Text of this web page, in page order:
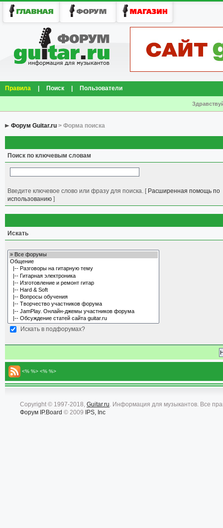
Правила Поиск Пользователи
Форум Guitar.ru > Форма поиска
Поиск по ключевым словам
Введите ключевое слово или фразу для поиска. [ Расширенная помощь по
использованию ]
Искать
Искать в подфорумах?
<% %> <% %>
Copyright © 1997-2018, Guitar.ru. Информация для музыкантов. Все
Форум IP.Board © 2009 IPS, Inc